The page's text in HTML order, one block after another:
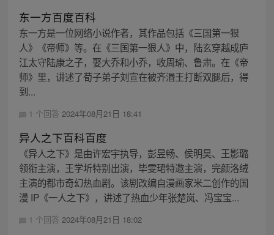
东一方百度百科
东一方是一位网络小说作者，其作品包括《三国第一狠
人》《帝师》等。在《三国第一狠人》中，陆玄穿越成庐
江太守陆康之子，娶大乔和小乔，收周瑜、鲁肃。在《帝
师》里，讲述了荀子弟子刘宣在被齐湣王打断双腿后，得
到...
1 个回答 2024年08月21日 18:41
异人之下百科百度
《异人之下》是由许宏宇执导，彭昱畅、侯明昊、王影璐
领衔主演，王学圻特别出演，毕雯珺特邀主演，完颜洛绒
主演的都市奇幻热血剧。该剧改编自漫画家米二创作的国
漫 IP《一人之下》，讲述了热血少年张楚岚、冯宝宝...
1 个回答 2024年08月21日 18:02